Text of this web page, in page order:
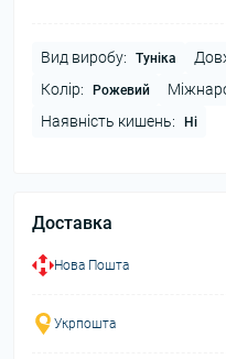
Вид виробу: Туніка
Колір: Рожевий
Наявність кишень: Ні
Доставка
Нова Пошта
Укрпошта